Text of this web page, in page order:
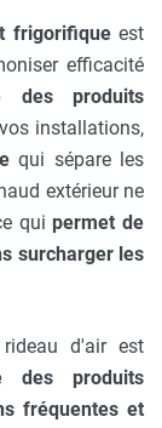
frigorifiqueest
efficacité
des produits
installations,
qui sépare les
extérieur ne
quipermet de
surcharger les
d'air est
des produits
fréquentes et